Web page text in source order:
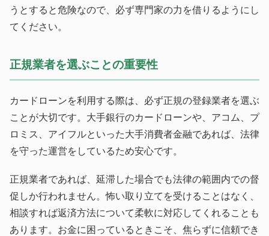
うとすると危険なので、必ず専門家の力を借りるようにし
てください。
正規業者を選ぶことの重要性
カードローンを利用する際は、必ず正規の登録業者を選ぶ
ことが大切です。大手銀行のカードローンや、アコム、プ
ロミス、アイフルといった大手消費者金融であれば、法律
を守った運営をしているため安心です。
正規業者であれば、延滞した場合でも法律の範囲内での督
促しか行われません。怖い取り立てを受けることはなく、
相談すれば返済方法について柔軟に対応してくれることも
あります。お金に困っているときこそ、焦らずに信頼でき